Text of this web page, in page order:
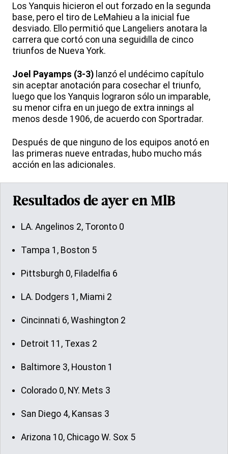
Los Yanquis hicieron el out forzado en la segunda
base, pero el tiro de LeMahieu a la inicial fue
desviado. Ello permitió que Langeliers anotara la
carrera que cortó con una seguidilla de cinco
triunfos de Nueva York.
Joel Payamps (3-3) lanzó el undécimo capítulo
sin aceptar anotación para cosechar el triunfo,
luego que los Yanquis lograron sólo un imparable,
su menor cifra en un juego de extra innings al
menos desde 1906, de acuerdo con Sportradar.
Después de que ninguno de los equipos anotó en
las primeras nueve entradas, hubo mucho más
acción en las adicionales.
Resultados de ayer en MlB
LA. Angelinos 2, Toronto 0
Tampa 1, Boston 5
Pittsburgh 0, Filadelfia 6
LA. Dodgers 1, Miami 2
Cincinnati 6, Washington 2
Detroit 11, Texas 2
Baltimore 3, Houston 1
Colorado 0, NY. Mets 3
San Diego 4, Kansas 3
Arizona 10, Chicago W. Sox 5